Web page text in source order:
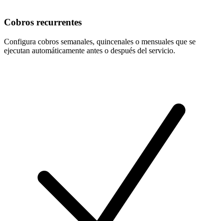
Cobros recurrentes
Configura cobros semanales, quincenales o mensuales que se
ejecutan automáticamente antes o después del servicio.